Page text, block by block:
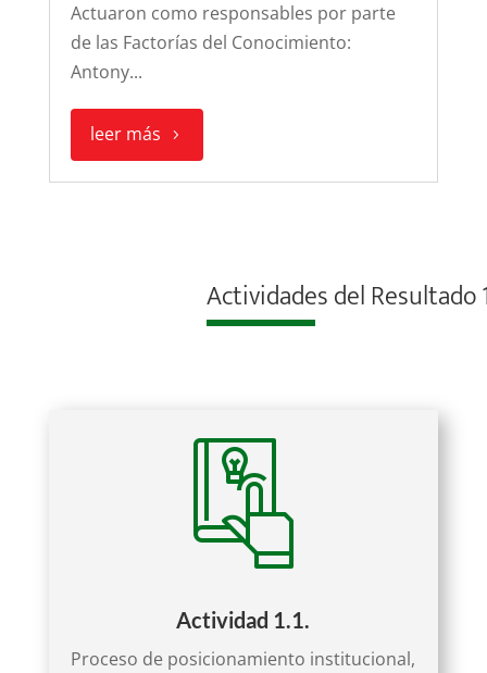
Actuaron como responsables por parte
de las Factorías del Conocimiento:
Antony...
leer más
Actividades del Resultado
Actividad 1.1.
Proceso de posicionamiento institucional,